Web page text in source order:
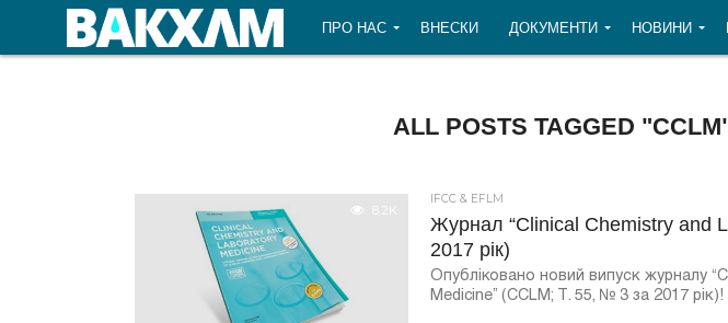
ПРО НАС ВНЕСКИ ДОКУМЕНТИ НОВИНИ
ALL POSTS TAGGED
8.2K
IFCC & EFLM
Журнал “Clinical Chemistry and
2017 рік)
Опубліковано новий випуск журналу
Medicine” (CCLM; Т. 55, № 3 за 2017 рік)!